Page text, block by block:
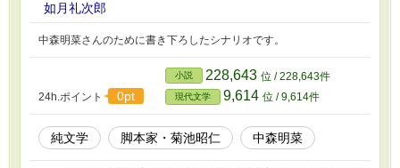
如月礼次郎
中森明菜さんのために書き下ろしたシナリオです。
24h.ポイント 0pt
小説 228,643 位 / 228,643件
現代文学 9,614 位 / 9,614件
純文学 脚本家・菊池昭仁 中森明菜